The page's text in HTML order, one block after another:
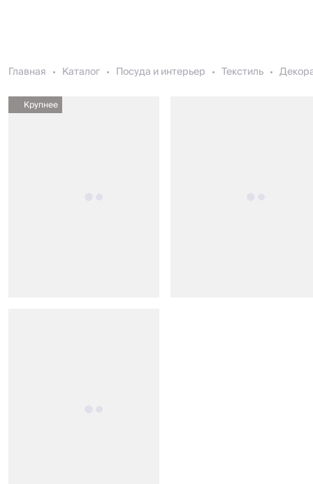
Главная Каталог Посуда и интерьер Текстиль
Крупнее